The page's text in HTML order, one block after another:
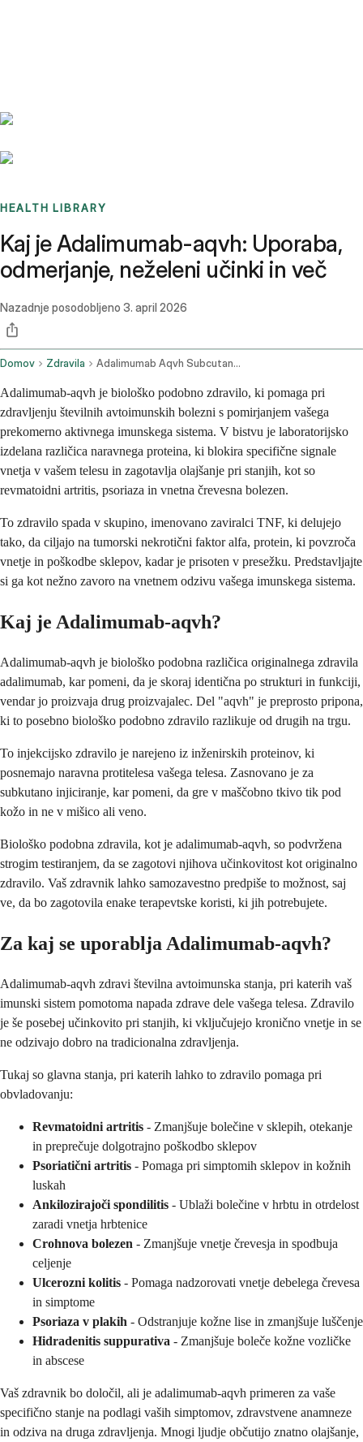
HEALTH LIBRARY
Kaj je Adalimumab-aqvh: Uporaba,
odmerjanje, neželeni učinki in več
Nazadnje posodobljeno 3. april 2026
Domov Zdravila Adalimumab Aqvh Subcutaneous Route
Adalimumab-aqvh je biološko podobno zdravilo, ki pomaga pri
zdravljenju številnih avtoimunskih bolezni s pomirjanjem vašega
prekomerno aktivnega imunskega sistema. V bistvu je laboratorijsko
izdelana različica naravnega proteina, ki blokira specifične signale
vnetja v vašem telesu in zagotavlja olajšanje pri stanjih, kot so
revmatoidni artritis, psoriaza in vnetna črevesna bolezen.
To zdravilo spada v skupino, imenovano zaviralci TNF, ki delujejo
tako, da ciljajo na tumorski nekrotični faktor alfa, protein, ki povzroča
vnetje in poškodbe sklepov, kadar je prisoten v presežku. Predstavljajte
si ga kot nežno zavoro na vnetnem odzivu vašega imunskega sistema.
Kaj je Adalimumab-aqvh?
Adalimumab-aqvh je biološko podobna različica originalnega zdravila
adalimumab, kar pomeni, da je skoraj identična po strukturi in funkciji,
vendar jo proizvaja drug proizvajalec. Del "aqvh" je preprosto pripona,
ki to posebno biološko podobno zdravilo razlikuje od drugih na trgu.
To injekcijsko zdravilo je narejeno iz inženirskih proteinov, ki
posnemajo naravna protitelesa vašega telesa. Zasnovano je za
subkutano injiciranje, kar pomeni, da gre v maščobno tkivo tik pod
kožo in ne v mišico ali veno.
Biološko podobna zdravila, kot je adalimumab-aqvh, so podvržena
strogim testiranjem, da se zagotovi njihova učinkovitost kot originalno
zdravilo. Vaš zdravnik lahko samozavestno predpiše to možnost, saj
ve, da bo zagotovila enake terapevtske koristi, ki jih potrebujete.
Za kaj se uporablja Adalimumab-aqvh?
Adalimumab-aqvh zdravi številna avtoimunska stanja, pri katerih vaš
imunski sistem pomotoma napada zdrave dele vašega telesa. Zdravilo
je še posebej učinkovito pri stanjih, ki vključujejo kronično vnetje in se
ne odzivajo dobro na tradicionalna zdravljenja.
Tukaj so glavna stanja, pri katerih lahko to zdravilo pomaga pri
obvladovanju:
Revmatoidni artritis - Zmanjšuje bolečine v sklepih, otekanje
in preprečuje dolgotrajno poškodbo sklepov
Psoriatični artritis - Pomaga pri simptomih sklepov in kožnih
luskah
Ankilozirajoči spondilitis - Ublaži bolečine v hrbtu in otrdelost
zaradi vnetja hrbtenice
Crohnova bolezen - Zmanjšuje vnetje črevesja in spodbuja
celjenje
Ulcerozni kolitis - Pomaga nadzorovati vnetje debelega črevesa
in simptome
Psoriaza v plakih - Odstranjuje kožne lise in zmanjšuje luščenje
Hidradenitis suppurativa - Zmanjšuje boleče kožne vozličke
in abscese
Vaš zdravnik bo določil, ali je adalimumab-aqvh primeren za vaše
specifično stanje na podlagi vaših simptomov, zdravstvene anamneze
in odziva na druga zdravljenja. Mnogi ljudje občutijo znatno olajšanje,